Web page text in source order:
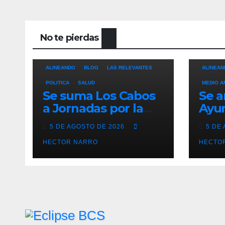
No te pierdas
ALINEANDO BLOG LAS RELEVANTES
POLITICA SALUD
Se suma Los Cabos
a Jornadas por la
Paz con
capacitación en
primeros auxilios
para jóvenes
5 DE AGOSTO DE 2026
HECTOR NARRO
MEDIO
Se
5 DE